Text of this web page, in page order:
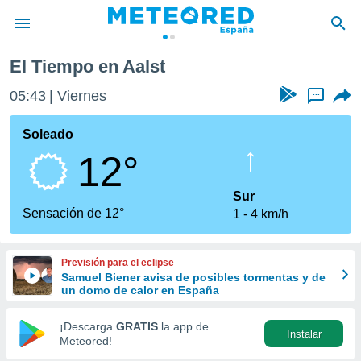
de
por
que se
calidad.
a este
las
y
forma
digital
basada
El Tiempo en Aalst
05:43 Viernes ...
Soleado
12°
Sensación de 12°
Sur
1
4 km/h
Previsión para el eclipse
Samuel Biener avisa de posibles tormentas y de
un domo de calor en España
¡Descarga GRATIS la app de
Meteored!
Instalar